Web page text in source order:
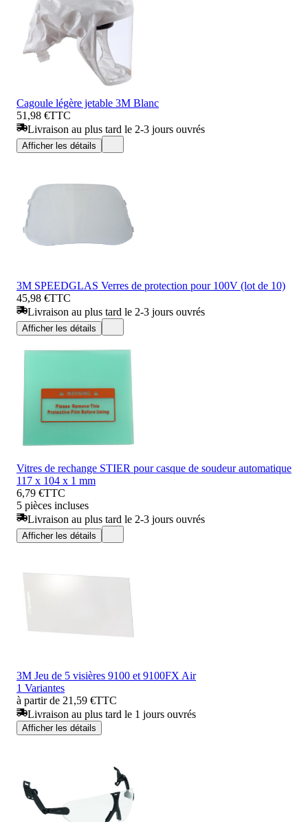
Cagoule légère jetable 3M Blanc
51,98 €TTC
Livraison au plus tard le 2-3 jours ouvrés
Afficher les détails
3M SPEEDGLAS Verres de protection pour 100V (lot de 10)
45,98 €TTC
Livraison au plus tard le 2-3 jours ouvrés
Afficher les détails
Vitres de rechange STIER pour casque de soudeur automatique
117 x 104 x 1 mm
6,79 €TTC
5 pièces incluses
Livraison au plus tard le 2-3 jours ouvrés
Afficher les détails
3M Jeu de 5 visières 9100 et 9100FX Air
1 Variantes
à partir de 21,59 €TTC
Livraison au plus tard le 1 jours ouvrés
Afficher les détails